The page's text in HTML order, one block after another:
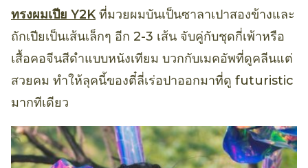
ทรงผมเปีย Y2Kที่มวยผมบันเป็นซาลาเปาสองข้างและ
ถักเปียเป็นเส้นเล็กๆ อีก 2-3 เส้น จับคู่กับชุดกี่เพ้าหรือ
เสื้อคอจีนสีดำแบบหนังเทียม บวกกับเมคอัพที่ดูคลีนแต่
สวยคม ทำให้ลุคนี้ของตี๋ลี่เร่อปาออกมาที่ดู futuristic
มากทีเดียว